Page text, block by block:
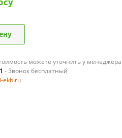
можете уточнить у менеджера
- Звонок бесплатный
ekb.ru